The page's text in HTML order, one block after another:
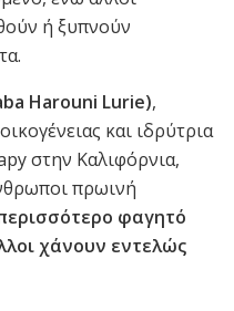
ή ξυπνούν
Harouni Lurie),
και ιδρύτρια
στην Καλιφόρνια,
πρωινή
φαγητό
χάνουν εντελώς